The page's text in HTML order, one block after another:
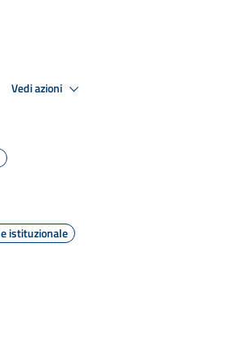
Vedi azioni
istituzionale